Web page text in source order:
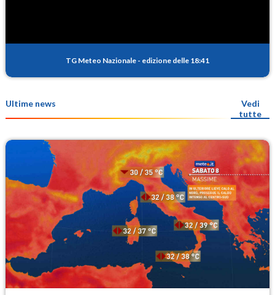
TG Meteo Nazionale - edizione delle 18:41
Ultime news
Vedi
tutte